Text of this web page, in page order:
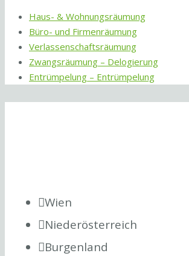
Haus- & Wohnungsräumung
Büro- und Firmenräumung
Verlassenschaftsräumung
Zwangsräumung – Delogierung
Entrümpelung – Entrümpelung
Wien
Niederösterreich
Burgenland